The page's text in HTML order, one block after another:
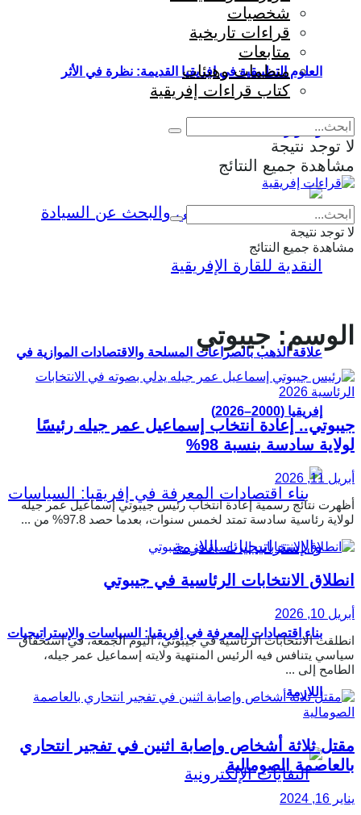
العلوم التطبيقية في إفريقيا القديمة: نظرة في الأثر
والمؤثرات
علاقة الذهب بالصراعات المسلحة والاقتصادات الموازية في
إفريقيا (2000–2026)
بناء اقتصادات المعرفة في إفريقيا: السياسات والإستراتيجيات
اللازمة
شخصيات
قراءات تاريخية
متابعات
منظمات وهيئات
كتاب قراءات إفريقية
لا توجد نتيجة
مشاهدة جميع النتائج
لا توجد نتيجة
مشاهدة جميع النتائج
الوسم: جيبوتي
جيبوتي.. إعادة انتخاب إسماعيل عمر جيله رئيسًا
لولاية سادسة بنسبة 98%
أبريل 11, 2026
أظهرت نتائج رسمية إعادة انتخاب رئيس جيبوتي إسماعيل عمر جيله
لولاية رئاسية سادسة تمتد لخمس سنوات، بعدما حصد 97.8% من ...
انطلاق الانتخابات الرئاسية في جيبوتي
أبريل 10, 2026
انطلقت الانتخابات الرئاسية في جيبوتي، اليوم الجمعة، في استحقاق
سياسي يتنافس فيه الرئيس المنتهية ولايته إسماعيل عمر جيله،
الطامح إلى ...
مقتل ثلاثة أشخاص وإصابة اثنين في تفجير انتحاري
بالعاصمة الصومالية
يناير 16, 2024